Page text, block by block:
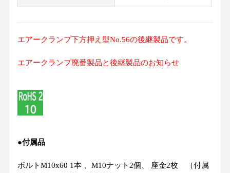
エアークランプ下方押え型No.56の後継製品です。
エアークランプ廃番製品と後継製品のお知らせ
●付属品
ボルトM10x60 1本 、M10ナット2個、 座金2枚 （付属